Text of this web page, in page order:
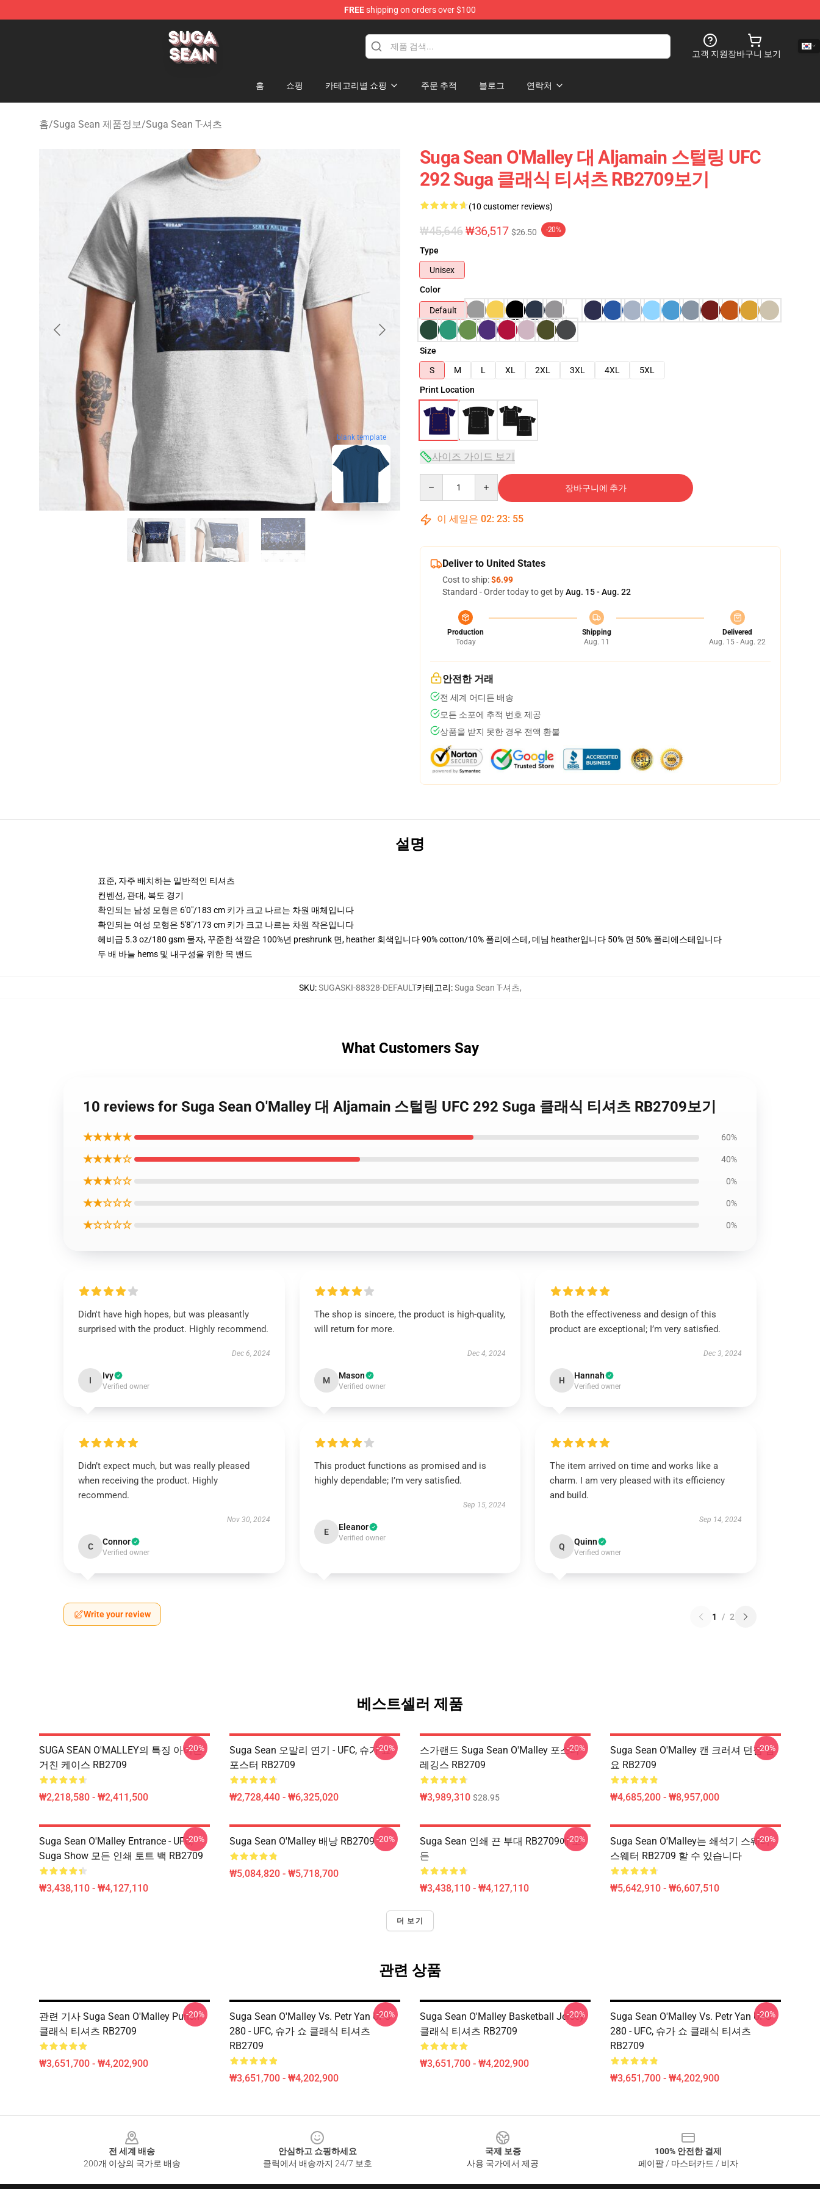
FREEshipping on orders over $100
Suga Sean Shop - Official Suga Sean Merchandise Store
고객 지원장바구니 보기
홈 쇼핑 카테고리별 쇼핑 주문 추적 블로그 연락처
홈/Suga Sean 제품정보/Suga Sean T-셔츠
blank template
Suga Sean O'Malley 대 Aljamain 스털링 UFC
292 Suga 클래식 티셔츠 RB2709보기
(10 customer reviews)
₩45,646₩36,517 $26.50 -20%
Type
Unisex
Color
Default
Size
S
M L XL 2XL 3XL 4XL
5XL
Print Location
사이즈 가이드 보기
장바구니에 추가
이 세일은 02: 23: 54
Deliver to United States
Cost to ship:$6.99
Standard - Order today to get byAug. 15 - Aug. 22
Production
Today
Shipping
Aug. 11
Delivered
Aug. 15 - Aug. 22
안전한 거래
전 세계 어디든 배송
모든 소포에 추적 번호 제공
상품을 받지 못한 경우 전액 환불
설명
표준, 자주 배치하는 일반적인 티셔츠
컨벤션, 관대, 복도 경기
확인되는 남성 모형은 6'0"/183 cm 키가 크고 나르는 차원 매체입니다
확인되는 여성 모형은 5'8"/173 cm 키가 크고 나르는 차원 작은입니다
헤비급 5.3 oz/180 gsm 물자, 꾸준한 색깔은 100%년 preshrunk 면, heather 회색입니다 90% cotton/10% 폴리에스테, 데님 heather입니다 50% 면 50% 폴리에스테입니다
두 배 바늘 hems 및 내구성을 위한 목 밴드
SKU:SUGASKI-88328-DEFAULT카테고리:Suga Sean T-셔츠,
What Customers Say
10 reviews for Suga Sean O'Malley 대 Aljamain 스털링 UFC 292 Suga 클래식 티셔츠 RB2709보기
★★★★★ 60%
★★★★☆ 40%
★★★☆☆ 0%
★★☆☆☆ 0%
★☆☆☆☆ 0%
Didn't have high hopes, but was pleasantly
surprised with the product. Highly recommend.
Dec 6, 2024
I Ivy
Verified owner
The shop is sincere, the product is high-quality,
will return for more.
Dec 4, 2024
M Mason
Verified owner
Both the effectiveness and design of this
product are exceptional; I’m very satisfied.
Dec 3, 2024
H Hannah
Verified owner
Didn’t expect much, but was really pleased
when receiving the product. Highly
recommend.
Nov 30, 2024
C Connor
Verified owner
This product functions as promised and is
highly dependable; I’m very satisfied.
Sep 15, 2024
E Eleanor
Verified owner
The item arrived on time and works like a
charm. I am very pleased with its efficiency
and build.
Sep 14, 2024
Q Quinn
Verified owner
Write your review 1 / 2
베스트셀러 제품
SUGA SEAN O'MALLEY의 특징 아이폰
거친 케이스 RB2709
₩2,218,580 - ₩2,411,500
-20%
Suga Sean 오말리 연기 - UFC, 슈가 쇼
포스터 RB2709
₩2,728,440 - ₩6,325,020
-20%
스가랜드 Suga Sean O'Malley 포스터
레깅스 RB2709
₩3,989,310 $28.95
-20%
Suga Sean O'Malley 캔 크러셔 던짐 담
요 RB2709
₩4,685,200 - ₩8,957,000
-20%
Suga Sean O'Malley Entrance - UFC,
Suga Show 모든 인쇄 토트 백 RB2709
₩3,438,110 - ₩4,127,110
-20% Suga Sean O'Malley 배낭 RB2709
₩5,084,820 - ₩5,718,700
-20%
Suga Sean 인쇄 끈 부대 RB2709에 모
든
₩3,438,110 - ₩4,127,110
-20%
Suga Sean O'Malley는 쇄석기 스웨터
스웨터 RB2709 할 수 있습니다
₩5,642,910 - ₩6,607,510
-20%
더 보기
관련 상품
관련 기사 Suga Sean O'Malley Punch
클래식 티셔츠 RB2709
₩3,651,700 - ₩4,202,900
-20%
Suga Sean O'Malley Vs. Petr Yan UFC
280 - UFC, 슈가 쇼 클래식 티셔츠
RB2709
₩3,651,700 - ₩4,202,900
-20%
Suga Sean O'Malley Basketball Jersey
클래식 티셔츠 RB2709
₩3,651,700 - ₩4,202,900
-20%
Suga Sean O'Malley Vs. Petr Yan UFC
280 - UFC, 슈가 쇼 클래식 티셔츠
RB2709
₩3,651,700 - ₩4,202,900
-20%
전 세계 배송
200개 이상의 국가로 배송
안심하고 쇼핑하세요
클릭에서 배송까지 24/7 보호
국제 보증
사용 국가에서 제공
100% 안전한 결제
페이팔 / 마스터카드 / 비자